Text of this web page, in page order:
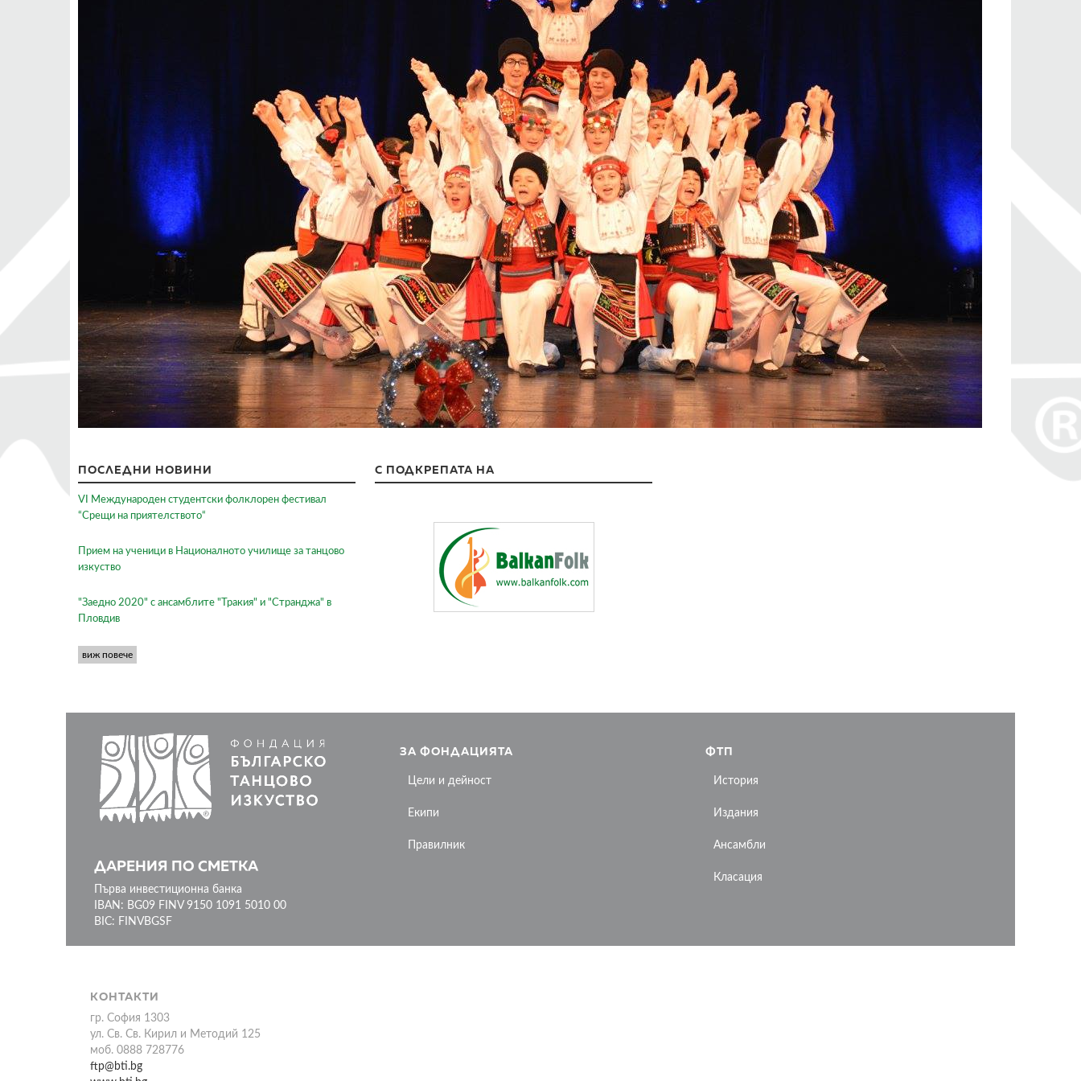
ПОСЛЕДНИ НОВИНИ
VI Международен студентски фолклорен фестивал
“Срещи на приятелството“
Прием на ученици в Националното училище за танцово
изкуство
"Заедно 2020" с ансамблите "Тракия" и "Странджа" в
Пловдив
виж повече
С ПОДКРЕПАТА НА
ДАРЕНИЯ ПО СМЕТКА
Първа инвестиционна банка
IBAN: BG09 FINV 9150 1091 5010 00
BIC: FINVBGSF
ЗА ФОНДАЦИЯТА
Цели и дейност
Екипи
Правилник
ФТП
История
Издания
Ансамбли
Класация
КОНТАКТИ
гр. София 1303
ул. Св. Св. Кирил и Методий 125
моб. 0888 728776
ftp@bti.bg